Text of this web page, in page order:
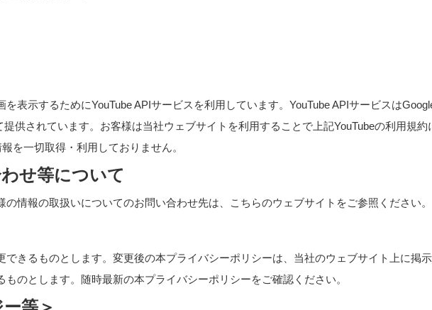
表示するためにYouTube APIサービスを利用しています。YouTube APIサービスは
提供されています。お客様は当社ウェブサイトを利用することで上記YouTubeの利用規約
を一切取得・利用しておりません。
せ等について
情報の取扱いについてのお問い合わせ先は、こちらのウェブサイト をご参照ください。
きるものとします。変更後の本プライバシーポリシーは、当社のウェブサイト上に掲
のとします。随時最新の本プライバシーポリシーをご確認ください。